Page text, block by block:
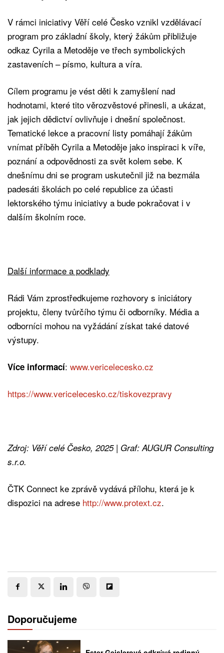
V rámci iniciativy Věří celé Česko vznikl vzdělávací
program pro základní školy, který žákům přibližuje
odkaz Cyrila a Metoděje ve třech symbolických
zastaveních – písmo, kultura a víra.
Cílem programu je vést děti k zamyšlení nad
hodnotami, které tito věrozvěstové přinesli, a ukázat,
jak jejich dědictví ovlivňuje i dnešní společnost.
Tematické lekce a pracovní listy pomáhají žákům
vnímat příběh Cyrila a Metoděje jako inspiraci k víře,
poznání a odpovědnosti za svět kolem sebe. K
dnešnímu dni se program uskutečnil již na bezmála
padesáti školách po celé republice za účasti
lektorského týmu iniciativy a bude pokračovat i v
dalším školním roce.
Další informace a podklady
Rádi Vám zprostředkujeme rozhovory s iniciátory
projektu, členy tvůrčího týmu či odborníky. Média a
odborníci mohou na vyžádání získat také datové
výstupy.
Více informací: www.vericelecesko.cz
https://www.vericelecesko.cz/tiskovezpravy
Zdroj: Věří celé Česko, 2025 | Graf: AUGUR Consulting
s.r.o.
ČTK Connect ke zprávě vydává přílohu, která je k
dispozici na adrese http://www.protext.cz.
Doporučujeme